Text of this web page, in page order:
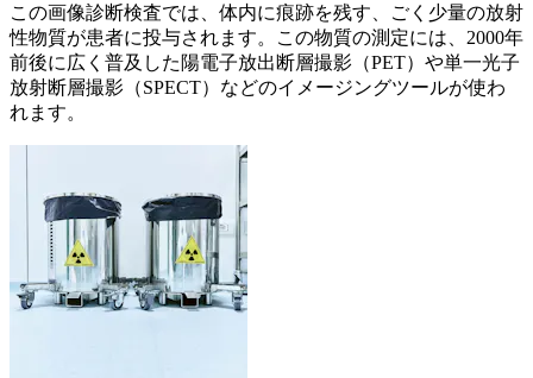
この画像診断検査では、体内に痕跡を残す、ごく少量の放射
性物質が患者に投与されます。この物質の測定には、2000年
前後に広く普及した陽電子放出断層撮影（PET）や単一光子
放射断層撮影（SPECT）などのイメージングツールが使わ
れます。